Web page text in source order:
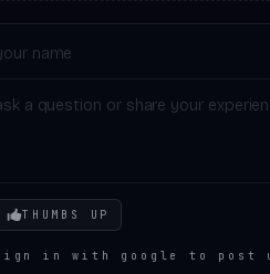
Your mood
THUMBS UP
in with google to post